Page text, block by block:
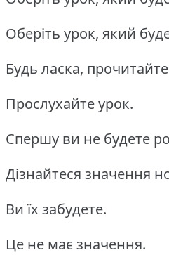
Оберіть урок, який
Будь ласка,
Прослухайте урок.
Спершу ви не будете
Дізнайтеся значення
Ви їх забудете.
Це не має значення.